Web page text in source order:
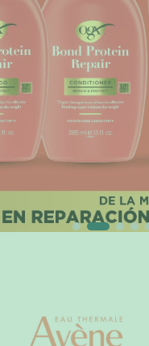
kool beauty serum
ysl
john frieda
baylis